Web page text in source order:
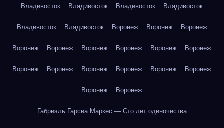
Владивосток Владивосток Владивосток Владивосток
Владивосток Владивосток Воронеж Воронеж Воронеж
Воронеж Воронеж Воронеж Воронеж Воронеж Воронеж
Воронеж Воронеж Воронеж Воронеж Воронеж Воронеж
Воронеж Воронеж
Габриэль Гарсиа Маркес — Сто лет одиночества